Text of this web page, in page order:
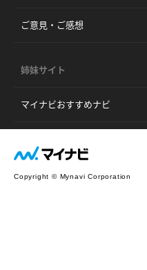
ご意見・ご感想
姉妹サイト
マイナビおすすめナビ
Copyright © Mynavi Corporation